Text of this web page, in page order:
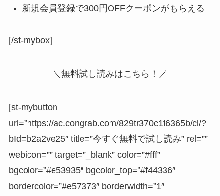
新規会員登録で300円OFFクーポンがもらえる
[/st-mybox]
＼無料試し読みはこちら！／
[st-mybutton
url=”https://ac.congrab.com/829tr370c1t6365b/cl/?
bId=b2a2ve25″ title=”今すぐ無料で試し読み” rel=””
webicon=”” target=”_blank” color=”#fff”
bgcolor=”#e53935″ bgcolor_top=”#f44336″
bordercolor=”#e57373″ borderwidth=”1″